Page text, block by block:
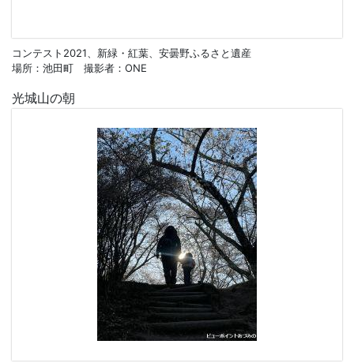
コンテスト2021、新緑・紅葉、安曇野ふるさと遺産
場所：池田町 撮影者：ONE
光城山の朝